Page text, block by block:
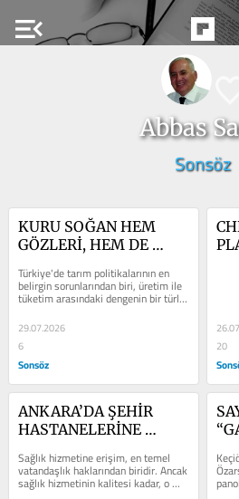
menu_open
Abbas
Sonsöz
KURU SOĞAN HEM
GÖZLERİ, HEM DE
Türkiye'de tarım politikalarının en
belirgin sorunlarından biri, üretim ile
tüketim arasındaki dengenin bir türlü
29.07.2026
6
Sonsöz
20
ANKARA’DA ŞEHİR
HASTANELERİNE
Sağlık hizmetine erişim, en temel
vatandaşlık haklarından biridir. Ancak
sağlık hizmetinin kalitesi kadar, o